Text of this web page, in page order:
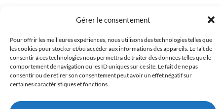
Gérer le consentement
Pour offrir les meilleures expériences, nous utilisons des technologies telles que
les cookies pour stocker et/ou accéder aux informations des appareils. Le fait de
consentir à ces technologies nous permettra de traiter des données telles que le
comportement de navigation ou les ID uniques sur ce site. Le fait de ne pas
consentir ou de retirer son consentement peut avoir un effet négatif sur
certaines caractéristiques et fonctions.